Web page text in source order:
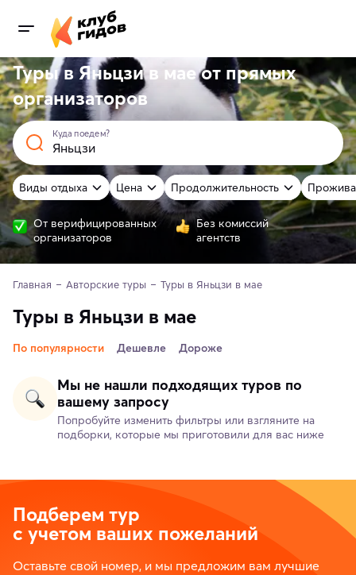
Туры в Яньцзи в мае от прямых
организаторов
Куда поедем?
Виды отдыха Цена Продолжительность
От верифицированных
организаторов
Без комиссий
агентств
Главная Авторские туры Туры в Яньцзи в мае
Туры в Яньцзи в мае
По популярности Дешевле Дороже
Мы не нашли подходящих туров по
вашему запросу
Попробуйте изменить фильтры или взгляните на
подборки, которые мы приготовили для вас ниже
Подберем тур
с учетом ваших пожеланий
Оставьте свой номер, и мы предложим вам лучшие